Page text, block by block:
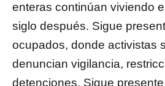
enteras continúan viviendo
siglo después. Sigue
ocupados, donde activistas
denuncian vigilancia,
detenciones. Sigue